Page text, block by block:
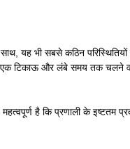
यह भी सबसे कठिन
टिकाऊ और लंबे समय तक चलने
है कि प्रणाली के इष्टतम